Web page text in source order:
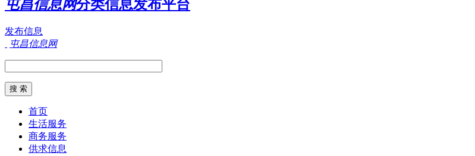
屯昌信息网分类信息发布平台
发布信息
屯昌信息网
首页
生活服务
商务服务
供求信息